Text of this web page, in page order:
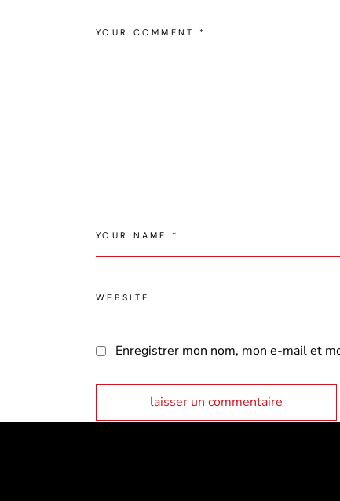
Enregistrer mon nom, mon e-mail et
laisser un commentaire